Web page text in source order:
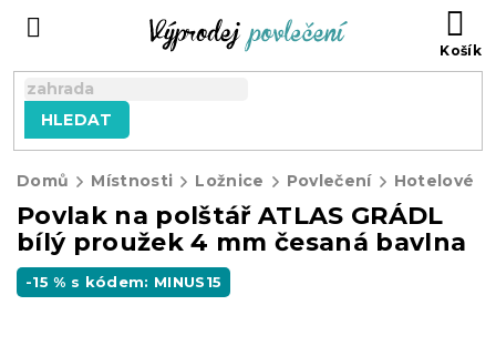
HLEDAT
Domů Místnosti Ložnice Povlečení Hotelové
Povlak na polštář ATLAS GRÁDL
bílý proužek 4 mm česaná bavlna
-15 % s kódem: MINUS15